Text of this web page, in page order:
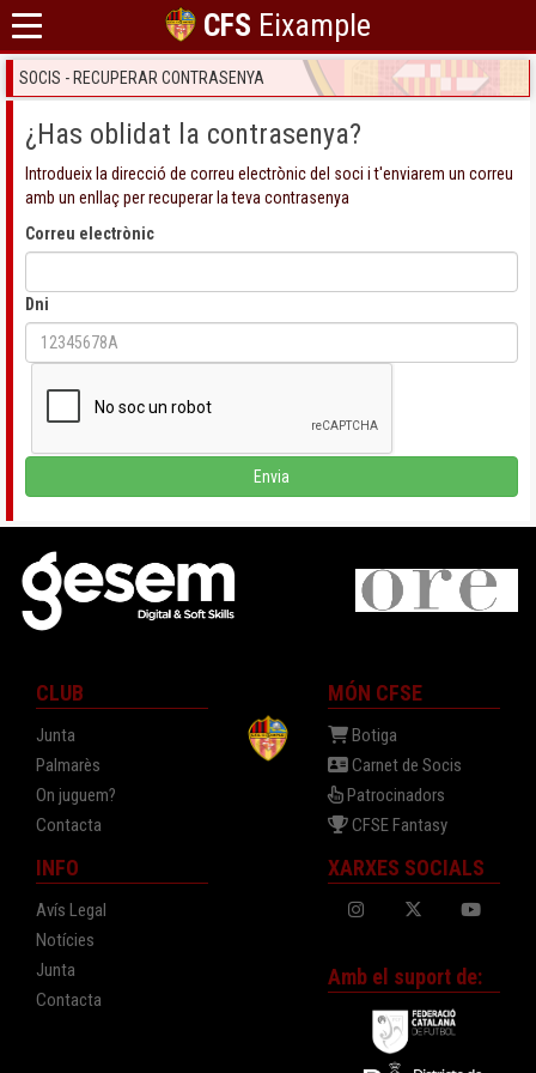
CFS Eixample
SOCIS - RECUPERAR CONTRASENYA
¿Has oblidat la contrasenya?
Introdueix la direcció de correu electrònic del soci i t'enviarem un correu
amb un enllaç per recuperar la teva contrasenya
Correu electrònic
Dni
Envia
CLUB
Junta
Palmarès
On juguem?
Contacta
INFO
Avís Legal
Notícies
Junta
Contacta
MÓN CFSE
Botiga
Carnet de Socis
Patrocinadors
CFSE Fantasy
XARXES SOCIALS
Amb el suport de: